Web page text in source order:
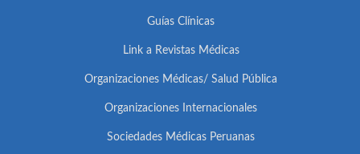
Guías Clínicas
Link a Revistas Médicas
Organizaciones Médicas/ Salud Pública
Organizaciones Internacionales
Sociedades Médicas Peruanas